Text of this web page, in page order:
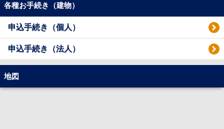
各種お手続き（建物）
申込手続き（個人）
申込手続き（法人）
地図